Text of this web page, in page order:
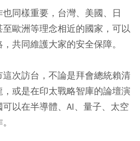
同樣重要，台灣、美國、日
歐洲等理念相近的國家，可以
共同維護大家的安全保障。
次訪台，不論是拜會總統賴清
或是在印太戰略智庫的論壇演
可以在半導體、AI、量子、太空